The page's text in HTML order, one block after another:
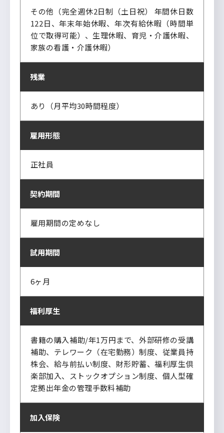
その他（完全週休2日制（土日祝） 年間休日数
122日、年末年始休暇、年次有給休暇（時間単
位で取得可能）、生理休暇、育児・介護休暇、
家族の看護・介護休暇）
残業
あり（月平均30時間程度）
雇用形態
正社員
契約期間
雇用期間の定めなし
試用期間
6ヶ月
福利厚生
書籍の購入補助/年1万円まで、外部研修の受講
補助、テレワーク（在宅勤務）制度、従業員持
株会、給与前払い制度、財形貯蓄、福利厚生倶
楽部加入、ストックオプション制度、個人型確
定拠出年金の管理手数料補助
加入保険